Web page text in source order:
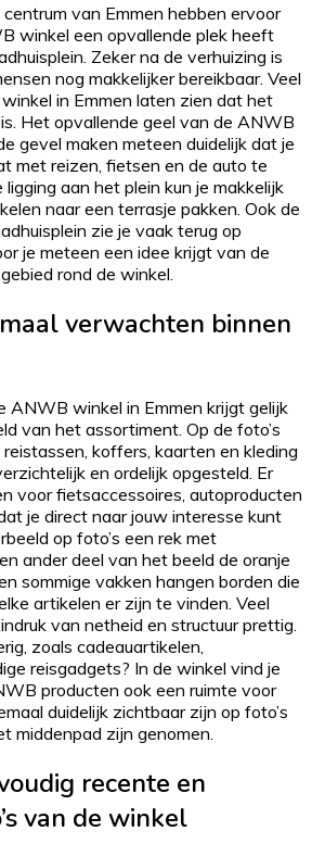
van Emmen hebben ervoor
winkel een opvallende plek heeft
Zeker na de verhuizing is
nog makkelijker bereikbaar. Veel
in Emmen laten zien dat het
Het opvallende geel van de ANWB
gevel maken meteen duidelijk dat je
met reizen, fietsen en de auto te
aan het plein kun je makkelijk
naar een terrasje pakken. Ook de
zie je vaak terug op
je meteen een idee krijgt van de
rond de winkel.
verwachten binnen
ANWB winkel in Emmen krijgt gelijk
van het assortiment. Op de foto’s
koffers, kaarten en kleding
en ordelijk opgesteld. Er
voor fietsaccessoires, autoproducten
je direct naar jouw interesse kunt
op foto’s een rek met
ander deel van het beeld de oranje
sommige vakken hangen borden die
artikelen er zijn te vinden. Veel
van netheid en structuur prettig.
zoals cadeauartikelen,
reisgadgets? In de winkel vind je
producten ook een ruimte voor
duidelijk zichtbaar zijn op foto’s
middenpad zijn genomen.
recente en
van de winkel